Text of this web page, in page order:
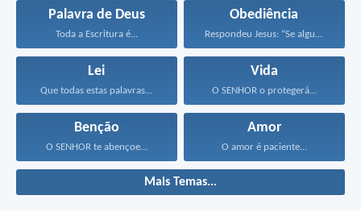
Palavra de Deus
Toda a Escritura é...
Obediência
Respondeu Jesus: “Se alguém...
Lei
Que todas estas palavras...
Vida
O SENHOR o protegerá...
Benção
O SENHOR te abençoe...
Amor
O amor é paciente...
Mais Temas...